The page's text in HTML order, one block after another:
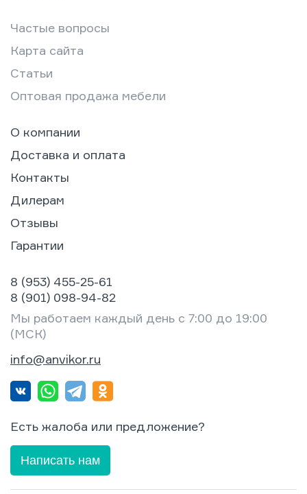
Частые вопросы
Карта сайта
Статьи
Оптовая продажа мебели
О компании
Доставка и оплата
Контакты
Дилерам
Отзывы
Гарантии
8 (953) 455-25-61
8 (901) 098-94-82
Мы работаем каждый день с 7:00 до 19:00
(МСК)
info@anvikor.ru
Есть жалоба или предложение?
Написать нам